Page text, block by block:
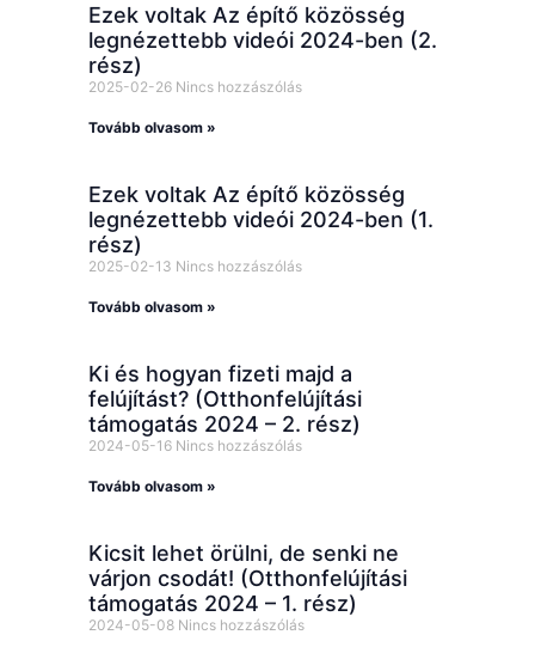
Ezek voltak Az építő közösség
legnézettebb videói 2024-ben (2.
rész)
2025-02-26 Nincs hozzászólás
Tovább olvasom »
Ezek voltak Az építő közösség
legnézettebb videói 2024-ben (1.
rész)
2025-02-13 Nincs hozzászólás
Tovább olvasom »
Ki és hogyan fizeti majd a
felújítást? (Otthonfelújítási
támogatás 2024 – 2. rész)
2024-05-16 Nincs hozzászólás
Tovább olvasom »
Kicsit lehet örülni, de senki ne
várjon csodát! (Otthonfelújítási
támogatás 2024 – 1. rész)
2024-05-08 Nincs hozzászólás